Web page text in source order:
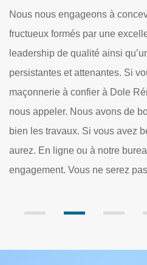
Un maçon dont la profession
pierre ou de la brique. Dole
de maçonnerie fiable qui
Venez chez nous pour des
haute qualité. Nous proposons
ce domaine, notamment le
construction de murs - dalle -
restauration de bâtiments.
améliorer votre propriété avec